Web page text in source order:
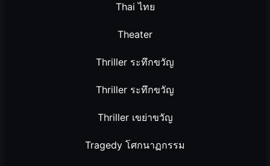
Thai ไทย
Theater
Thriller ระทึกขวัญ
Thriller ระทึกขวัญ
Thriller เขย่าขวัญ
Tragedy โศกนาฏกรรม